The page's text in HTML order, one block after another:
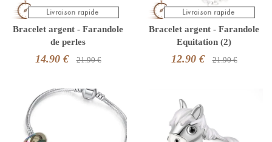
Bracelet argent - Farandole
de perles
14.90 € 21.90 €
Bracelet argent - Farandole
Equitation (2)
12.90 € 21.90 €